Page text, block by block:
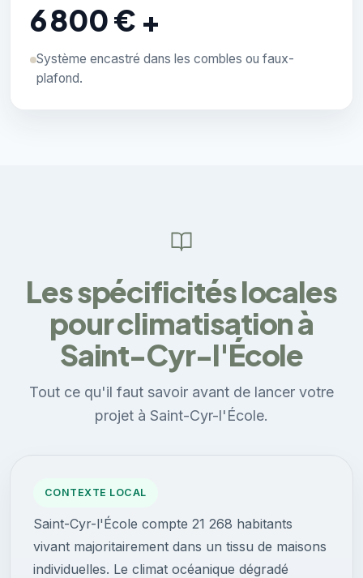
6 800 € +
Système encastré dans les combles ou faux-
plafond.
Les spécificités locales
pour climatisation à
Saint-Cyr-l'École
Tout ce qu'il faut savoir avant de lancer votre
projet à Saint-Cyr-l'École.
CONTEXTE LOCAL
Saint-Cyr-l'École compte 21 268 habitants
vivant majoritairement dans un tissu de maisons
individuelles. Le climat océanique dégradé